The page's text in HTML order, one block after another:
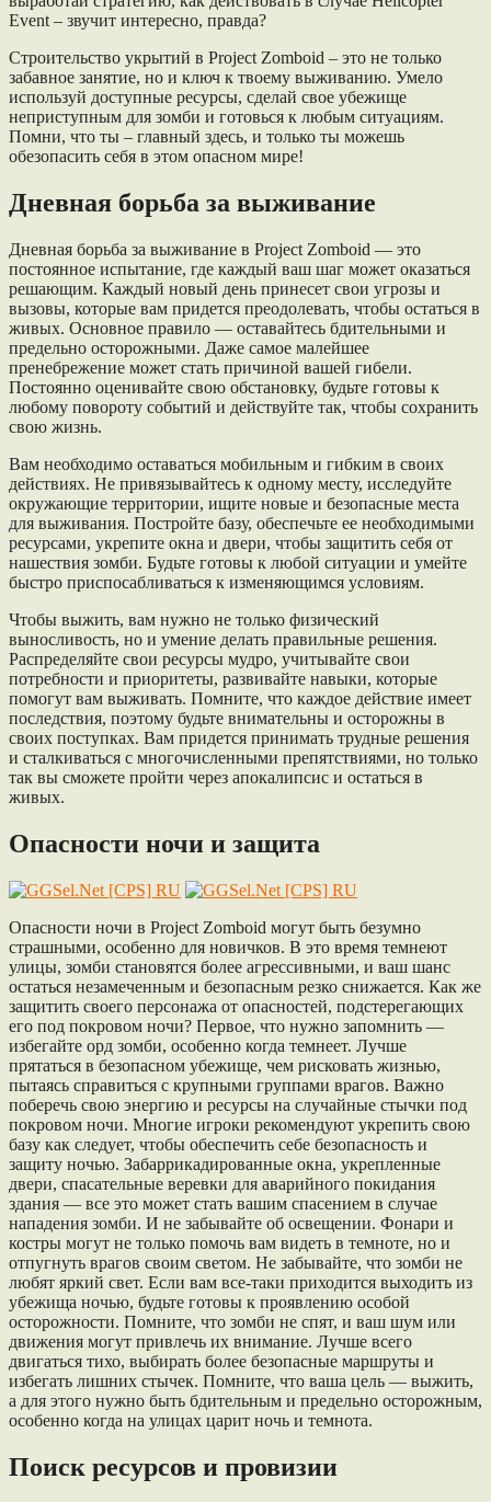
Event – звучит интересно, правда?
Строительство укрытий в Project Zomboid – это не только
забавное занятие, но и ключ к твоему выживанию. Умело
используй доступные ресурсы, сделай свое убежище
неприступным для зомби и готовься к любым ситуациям.
Помни, что ты – главный здесь, и только ты можешь
обезопасить себя в этом опасном мире!
Дневная борьба за выживание
Дневная борьба за выживание в Project Zomboid — это
постоянное испытание, где каждый ваш шаг может оказаться
решающим. Каждый новый день принесет свои угрозы и
вызовы, которые вам придется преодолевать, чтобы остаться в
живых. Основное правило — оставайтесь бдительными и
предельно осторожными. Даже самое малейшее
пренебрежение может стать причиной вашей гибели.
Постоянно оценивайте свою обстановку, будьте готовы к
любому повороту событий и действуйте так, чтобы сохранить
свою жизнь.
Вам необходимо оставаться мобильным и гибким в своих
действиях. Не привязывайтесь к одному месту, исследуйте
окружающие территории, ищите новые и безопасные места
для выживания. Постройте базу, обеспечьте ее необходимыми
ресурсами, укрепите окна и двери, чтобы защитить себя от
нашествия зомби. Будьте готовы к любой ситуации и умейте
быстро приспосабливаться к изменяющимся условиям.
Чтобы выжить, вам нужно не только физический
выносливость, но и умение делать правильные решения.
Распределяйте свои ресурсы мудро, учитывайте свои
потребности и приоритеты, развивайте навыки, которые
помогут вам выживать. Помните, что каждое действие имеет
последствия, поэтому будьте внимательны и осторожны в
своих поступках. Вам придется принимать трудные решения
и сталкиваться с многочисленными препятствиями, но только
так вы сможете пройти через апокалипсис и остаться в
живых.
Опасности ночи и защита
Опасности ночи в Project Zomboid могут быть безумно
страшными, особенно для новичков. В это время темнеют
улицы, зомби становятся более агрессивными, и ваш шанс
остаться незамеченным и безопасным резко снижается. Как же
защитить своего персонажа от опасностей, подстерегающих
его под покровом ночи? Первое, что нужно запомнить —
избегайте орд зомби, особенно когда темнеет. Лучше
прятаться в безопасном убежище, чем рисковать жизнью,
пытаясь справиться с крупными группами врагов. Важно
поберечь свою энергию и ресурсы на случайные стычки под
покровом ночи. Многие игроки рекомендуют укрепить свою
базу как следует, чтобы обеспечить себе безопасность и
защиту ночью. Забаррикадированные окна, укрепленные
двери, спасательные веревки для аварийного покидания
здания — все это может стать вашим спасением в случае
нападения зомби. И не забывайте об освещении. Фонари и
костры могут не только помочь вам видеть в темноте, но и
отпугнуть врагов своим светом. Не забывайте, что зомби не
любят яркий свет. Если вам все-таки приходится выходить из
убежища ночью, будьте готовы к проявлению особой
осторожности. Помните, что зомби не спят, и ваш шум или
движения могут привлечь их внимание. Лучше всего
двигаться тихо, выбирать более безопасные маршруты и
избегать лишних стычек. Помните, что ваша цель — выжить,
а для этого нужно быть бдительным и предельно осторожным,
особенно когда на улицах царит ночь и темнота.
Поиск ресурсов и провизии